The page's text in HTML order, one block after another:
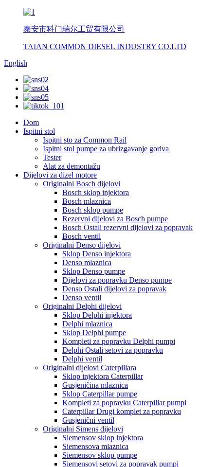
泰安市科门瑞尔工贸有限公司
TAIAN COMMON DIESEL INDUSTRY CO.LTD
English
Dom
Ispitni stol
Ispitni sto za Common Rail
Ispitni stol pumpe za ubrizgavanje goriva
Tester
Alat za demontažu
Dijelovi za dizel motore
Originalni Bosch dijelovi
Bosch sklop injektora
Bosch mlaznica
Bosch sklop pumpe
Rezervni dijelovi za Bosch pumpe
Bosch Ostali rezervni dijelovi za popravak
Bosch ventil
Originalni Denso dijelovi
Sklop Denso injektora
Denso mlaznica
Sklop Denso pumpe
Dijelovi za popravku Denso pumpe
Denso Ostali dijelovi za popravak
Denso ventil
Originalni Delphi dijelovi
Sklop Delphi injektora
Delphi mlaznica
Sklop Delphi pumpe
Kompleti za popravku Delphi pumpi
Delphi Ostali setovi za popravku
Delphi ventil
Originalni dijelovi Caterpillara
Sklop injektora Caterpillar
Gusjeničina mlaznica
Sklop Caterpillar pumpe
Kompleti za popravku Caterpillar pumpi
Caterpillar Drugi komplet za popravku
Gusjenični ventil
Originalni Simens dijelovi
Siemensov sklop injektora
Siemensova mlaznica
Siemensov sklop pumpe
Siemensovi setovi za popravak pumpi